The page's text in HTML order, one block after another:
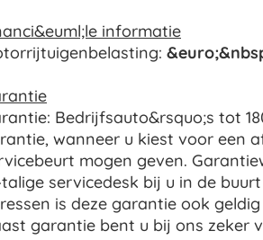
informatie
Bedrijfsauto&rsquo;s tot
wanneer u kiest voor een
mogen geven.
talige servicedesk bij u in de
is deze garantie ook
garantie bent u bij ons zeker